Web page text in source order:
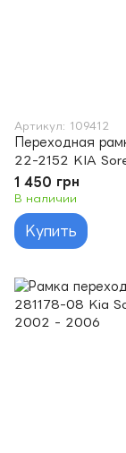
Артикул: 109412
Переходная
22-2152 KIA
1 450 грн
В наличии
Купить